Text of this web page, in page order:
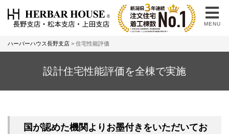
MENU
ハーバーハウス長野支店 > 住宅性能評価
設計住宅性能評価を全棟で実施
国が認めた機関よりお墨付きをいただいてお